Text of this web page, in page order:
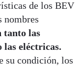
de los BEV
nombres
tanto las
las eléctricas.
su condición, los